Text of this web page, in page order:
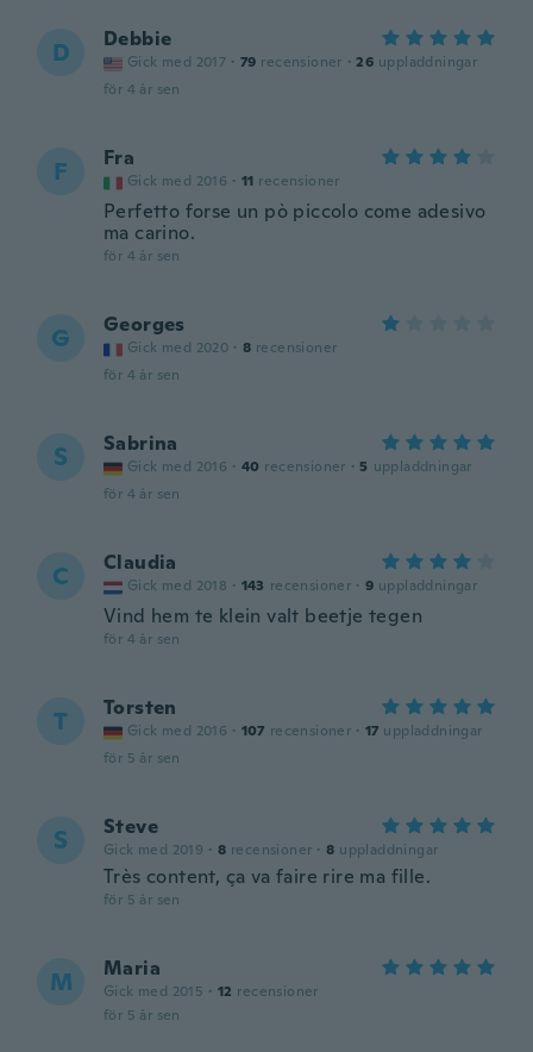
D Debbie
Gick med 2017 · 79 recensioner · 26 uppladdningar
för 4 år sen
F Fra
Gick med 2016 · 11 recensioner
Perfetto forse un pò piccolo come adesivo
ma carino.
för 4 år sen
G Georges
Gick med 2020 · 8 recensioner
för 4 år sen
S Sabrina
Gick med 2016 · 40 recensioner · 5 uppladdningar
för 4 år sen
C Claudia
Gick med 2018 · 143 recensioner · 9 uppladdningar
Vind hem te klein valt beetje tegen
för 4 år sen
T Torsten
Gick med 2016 · 107 recensioner · 17 uppladdningar
för 5 år sen
S Steve
Gick med 2019 · 8 recensioner · 8 uppladdningar
Très content, ça va faire rire ma fille.
för 5 år sen
M Maria
Gick med 2015 · 12 recensioner
för 5 år sen